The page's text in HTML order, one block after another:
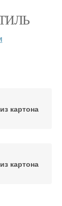
картона
картона